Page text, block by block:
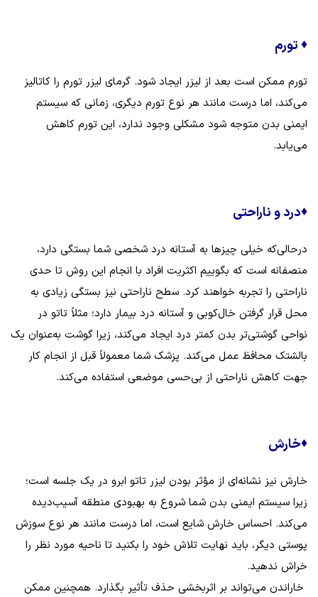
♦تورم
تورم ممکن است بعد از لیزر ایجاد شود. گرمای لیزر تورم را کاتالیز
می‌کند، اما درست مانند هر نوع تورم دیگری، زمانی که سیستم
ایمنی بدن متوجه شود مشکلی وجود ندارد، این تورم کاهش
می‌یابد.
♦درد و ناراحتی
درحالی‌که خیلی چیزها به آستانه درد شخصی شما بستگی دارد،
منصفانه است که بگوییم اکثریت افراد با انجام این روش تا حدی
ناراحتی را تجربه خواهند کرد. سطح ناراحتی نیز بستگی زیادی به
محل قرار گرفتن خال‌کوبی و آستانه درد بیمار دارد؛ مثلاً تاتو در
نواحی گوشتی‌تر بدن کمتر درد ایجاد می‌کند، زیرا گوشت به‌عنوان یک
بالشتک محافظ عمل می‌کند. پزشک شما معمولاً قبل از انجام کار
جهت کاهش ناراحتی از بی‌حسی موضعی استفاده می‌کند.
♦خارش
خارش نیز نشانه‌ای از مؤثر بودن لیزر تاتو ابرو در یک جلسه است؛
زیرا سیستم ایمنی بدن شما شروع به بهبودی منطقه آسیب‌دیده
می‌کند. احساس خارش شایع است، اما درست مانند هر نوع سوزش
پوستی دیگر، باید نهایت تلاش خود را بکنید تا ناحیه مورد نظر را
خراش ندهید.
خاراندن می‌تواند بر اثربخشی حذف تأثیر بگذارد. همچنین ممکن